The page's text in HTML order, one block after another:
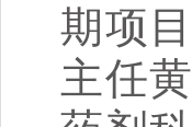
期项
主任